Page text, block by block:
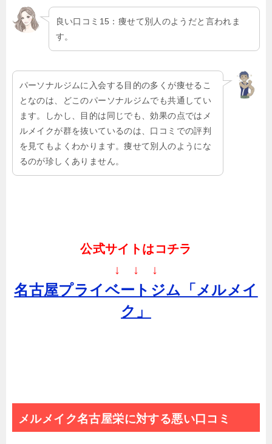
良い口コミ15：痩せて別人のようだと言われま
す。
パーソナルジムに入会する目的の多くが痩せるこ
となのは、どこのパーソナルジムでも共通してい
ます。しかし、目的は同じでも、効果の点ではメ
ルメイクが群を抜いているのは、口コミでの評判
を見てもよくわかります。痩せて別人のようにな
るのが珍しくありません。
公式サイトはコチラ
↓ ↓ ↓
名古屋プライベートジム「メルメイ
ク」
メルメイク名古屋栄に対する悪い口コミ